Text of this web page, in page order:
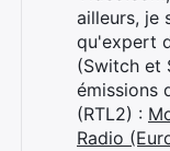
ailleurs, je
qu'expert
(Switch et
émissions
(RTL2) :
Radio